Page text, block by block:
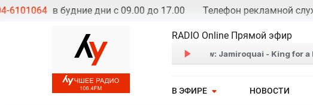
в будние дни с 09.00 до 17.00 Телефон рекламной службы
RADIO Online Прямой эфир
В ЭФИРЕ НОВОСТИ